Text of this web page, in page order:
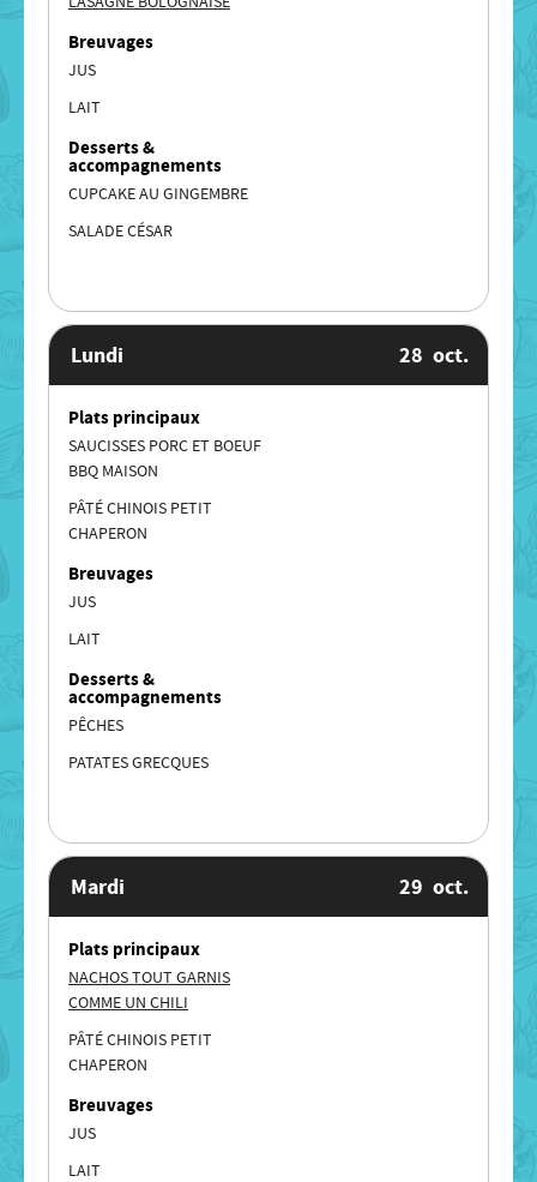
Breuvages
JUS
LAIT
Desserts &
accompagnements
CUPCAKE AU GINGEMBRE
SALADE CÉSAR
Lundi 28 oct.
Plats principaux
SAUCISSES PORC ET BOEUF
BBQ MAISON
PÂTÉ CHINOIS PETIT
CHAPERON
Breuvages
JUS
LAIT
Desserts &
accompagnements
PÊCHES
PATATES GRECQUES
Mardi 29 oct.
Plats principaux
NACHOS TOUT GARNIS
COMME UN CHILI
PÂTÉ CHINOIS PETIT
CHAPERON
Breuvages
JUS
LAIT